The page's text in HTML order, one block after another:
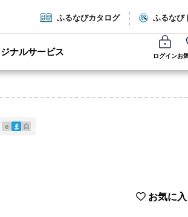
ふるなびカタログ ふるなび
ナルサービス ログインお
e ま 自
お気に